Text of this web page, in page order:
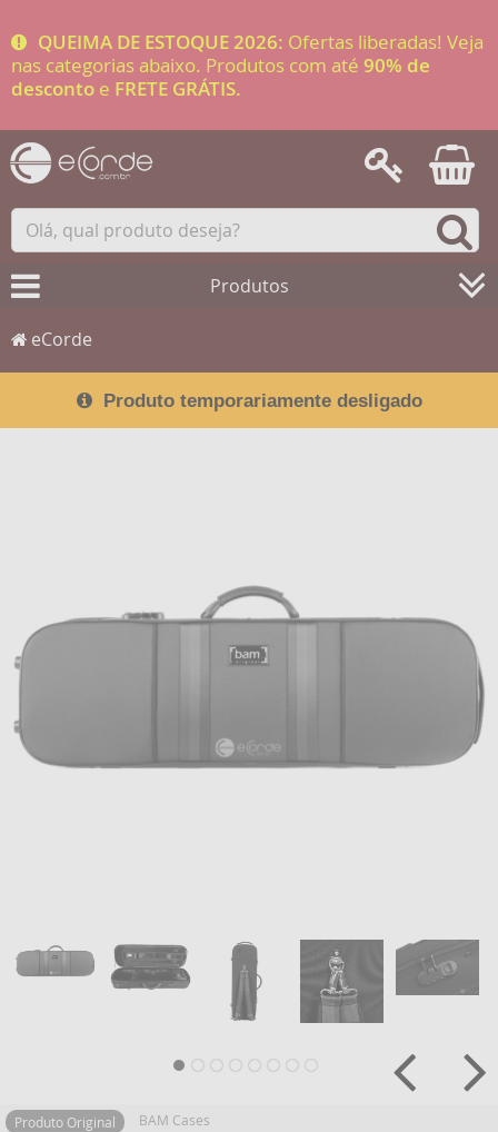
QUEIMA DE ESTOQUE 2026: Ofertas liberadas! Veja
nas categorias abaixo. Produtos com até 90% de
desconto e FRETE GRÁTIS.
Produtos
eCorde
Produto temporariamente desligado
Produto Original BAM Cases